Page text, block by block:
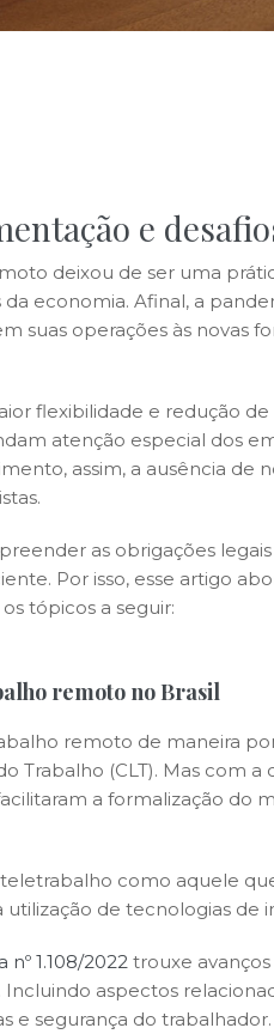
e
deixou de ser uma
economia. Afinal, a
suas operações às novas
flexibilidade e redução
atenção especial dos
assim, a ausência de
as obrigações
Por isso, esse artigo
tópicos a seguir:
remoto no Brasil
remoto de maneira
Trabalho (CLT). Mas com a
a formalização do
como aquele
de tecnologias de
nº 1.108/2022 trouxe
aspectos
e segurança do trabalhador.